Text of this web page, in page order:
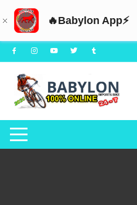
🔥Babylon App⚡
Saltar
al
contenido